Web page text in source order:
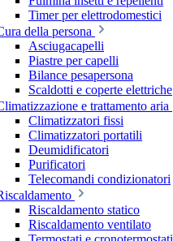
Timer per elettrodomestici
della persona
Asciugacapelli
Piastre per capelli
Bilance pesapersona
Scaldotti e coperte elettriche
e trattamento aria
Climatizzatori fissi
Climatizzatori portatili
Deumidificatori
Purificatori
Telecomandi condizionatori
Riscaldamento statico
Riscaldamento ventilato